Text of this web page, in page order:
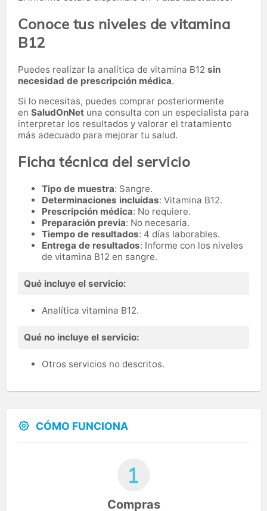
Conoce tus niveles de vitamina
B12
Puedes realizar la analítica de vitamina B12 sin
necesidad de prescripción médica.
Si lo necesitas, puedes comprar posteriormente
en SaludOnNet una consulta con un especialista para
interpretar los resultados y valorar el tratamiento
más adecuado para mejorar tu salud.
Ficha técnica del servicio
Tipo de muestra: Sangre.
Determinaciones incluidas: Vitamina B12.
Prescripción médica: No requiere.
Preparación previa: No necesaria.
Tiempo de resultados: 4 días laborables.
Entrega de resultados: Informe con los niveles
de vitamina B12 en sangre.
Qué incluye el servicio:
Analítica vitamina B12.
Qué no incluye el servicio:
Otros servicios no descritos.
CÓMO FUNCIONA
Compras